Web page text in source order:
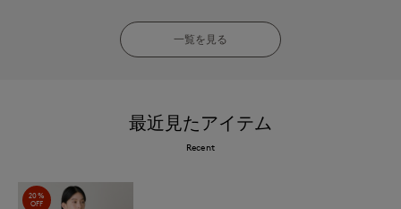
一覧を見る
最近見たアイテム
Recent
20%
OFF